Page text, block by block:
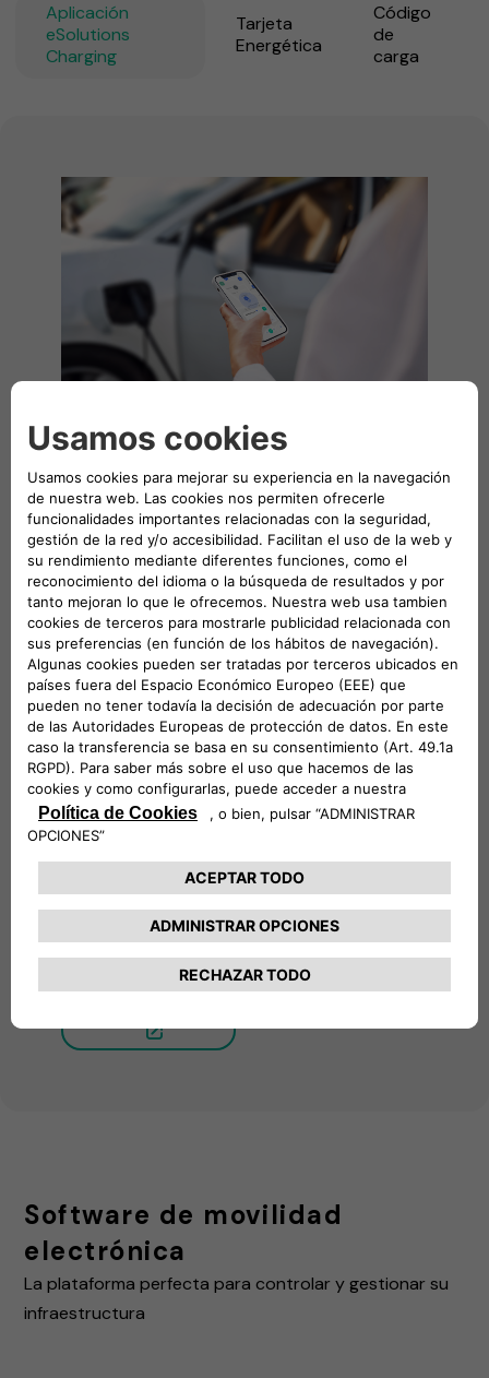
Aplicación
eSolutions
Charging
Tarjeta
Energética
Código
de
carga
TARIFICACIÓN EMPRESARIAL
Carga fácil en todas
partes
Desbloquea soluciones de carga sin fisuras
adaptadas a tu negocio con laaplicación
eSolutions Charging. Disfruta de la
comodidad de cargar en cualquier lugar, ya
sea en movimiento o en las instalaciones de
tu empresa. Accede a una vasta red de más
de 690.000 puntos de recarga en 29 países
europeos, dotando a tu empresa de una
infraestructura de recarga fiable. Se integra
perfectamente con tus dispositivos
eSolutions existentes para una gestión y
supervisión eficaces de las sesiones de carga.
Simplifica el viaje eléctrico de tu empresa:
¡descarga la aplicación hoy mismo!
Software de movilidad
electrónica
La plataforma perfecta para controlar y gestionar su
infraestructura